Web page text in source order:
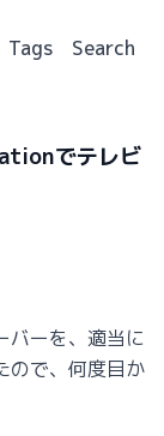
Tags Search
でテレビ
ーを、適当に
ので、何度目か